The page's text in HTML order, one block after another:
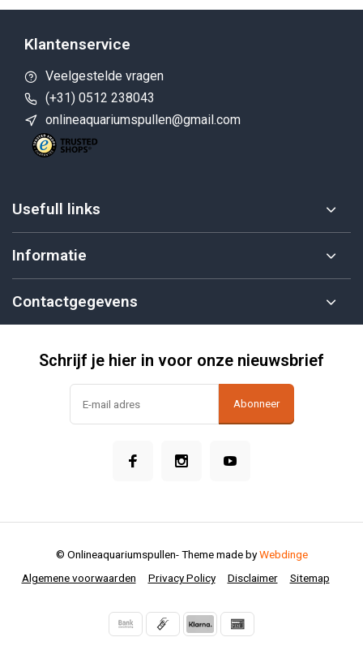
Klantenservice
Veelgestelde vragen
(+31) 0512 238043
onlineaquariumspullen@gmail.com
Usefull links
Informatie
Contactgegevens
Schrijf je hier in voor onze nieuwsbrief
Abonneer
Algemene voorwaarden Privacy Policy Disclaimer Sitemap
© Onlineaquariumspullen- Theme made byWebdinge